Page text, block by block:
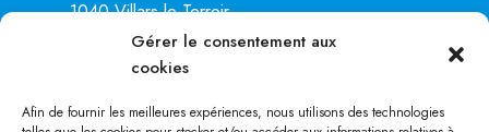
Gérer le consentement aux
cookies
Afin de fournir les meilleures expériences, nous utilisons des technologies
1040 Villars-le-Terroir
Lu: 15h00 – 19h00
Ma: 14h00 – 16h00
Je: 8h00 – 11h00